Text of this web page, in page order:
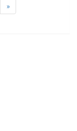
»